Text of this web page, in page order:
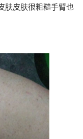
肤皮肤很粗糙手臂也